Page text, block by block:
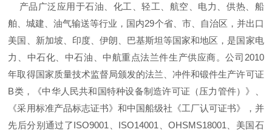
产品广泛应用于石油、化工、轻工、航空、电力、供热、船
舶、城建、油气输送等行业，国内29个省、市、自治区，并出口
美国、新加坡、印度、伊朗、巴基斯坦等国家和地区，是国家电
力、中石化、中石油、中航重点法兰件生产供应商。公司2010
年取得国家质量技术监督局颁发的法兰、冲件和锻件生产许可证
B类，《中华人民共和国特种设备制造许可证（压力管件）》、
《采用标准产品标志证书》和中国船级社《工厂认可证书》，并
先后分别通过了ISO9001、ISO14001、OHSMS18001、美国石